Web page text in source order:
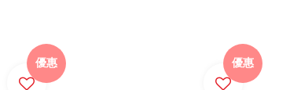
優惠 優惠